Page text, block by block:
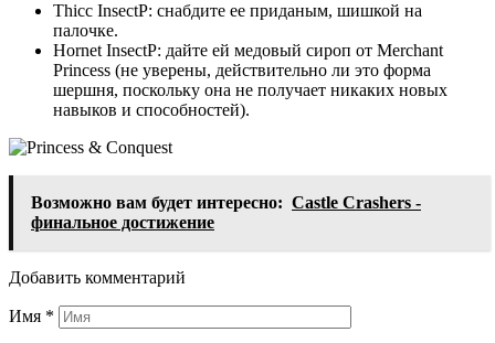
Thicc InsectP: снабдите ее приданым, шишкой на
палочке.
Hornet InsectP: дайте ей медовый сироп от Merchant
Princess (не уверены, действительно ли это форма
шершня, поскольку она не получает никаких новых
навыков и способностей).
Возможно вам будет интересно: Castle Crashers -
финальное достижение
Добавить комментарий
Имя *